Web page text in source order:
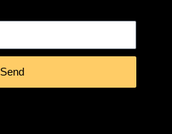
Send